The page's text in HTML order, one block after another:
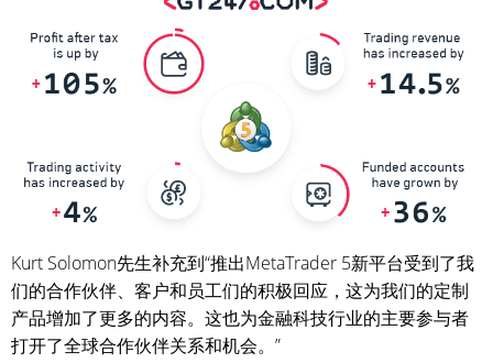
Kurt Solomon先生补充到“推出MetaTrader 5新平台受到了我
们的合作伙伴、客户和员工们的积极回应，这为我们的定制
产品增加了更多的内容。这也为金融科技行业的主要参与者
打开了全球合作伙伴关系和机会。”